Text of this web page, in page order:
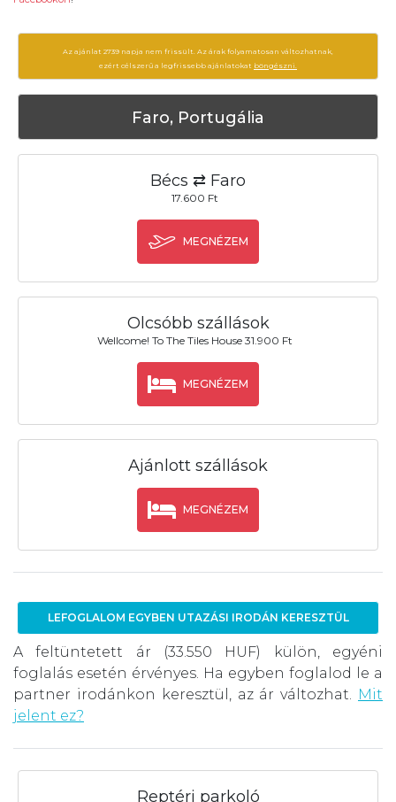
Az ajánlat 2739 napja nem frissült. Az árak folyamatosan változhatnak,
ezért célszerű a legfrissebb ajánlatokat böngészni.
Faro, Portugália
Bécs ⇄ Faro
17.600 Ft
MEGNÉZEM
Olcsóbb szállások
Wellcome! To The Tiles House 31.900 Ft
MEGNÉZEM
Ajánlott szállások
MEGNÉZEM
LEFOGLALOM EGYBEN UTAZÁSI IRODÁN KERESZTÜL
A feltüntetett ár (33.550 HUF) külön, egyéni
foglalás esetén érvényes. Ha egyben foglalod le a
partner irodánkon keresztül, az ár változhat. Mit
jelent ez?
Reptéri parkoló